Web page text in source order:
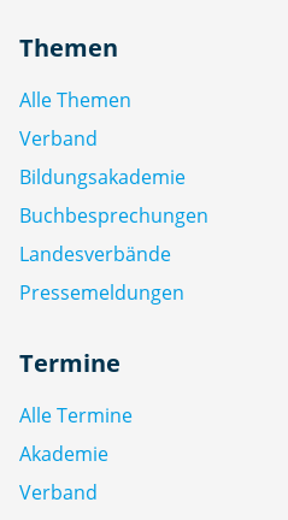
Themen
Alle Themen
Verband
Bildungsakademie
Buchbesprechungen
Landesverbände
Pressemeldungen
Termine
Alle Termine
Akademie
Verband